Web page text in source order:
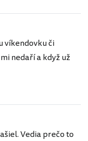
víkendovku či
nedaří a když už
Vedia prečo to